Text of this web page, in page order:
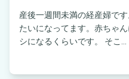
産後一週間未満の経産婦で
たいになってます。赤ちゃ
シになるくらいです。 そこ...